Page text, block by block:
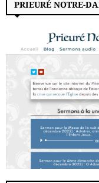
PRIEURÉ NOTRE-